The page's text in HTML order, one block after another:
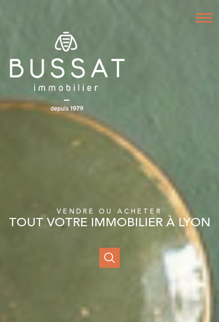
VENDRE OU ACHETER
TOUT VOTRE IMMOBILIER À LYON